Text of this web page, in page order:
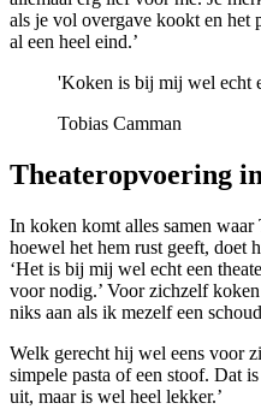
als je vol overgave kookt en het
al een heel eind.’
'Koken is bij mij wel echt
Tobias Camman
Theateropvoering
In koken komt alles samen
hoewel het hem rust geeft, doet
‘Het is bij mij wel echt een
voor nodig.’ Voor zichzelf
niks aan als ik mezelf een
Welk gerecht hij wel eens voor
simpele pasta of een stoof. Dat
uit, maar is wel heel lekker.’